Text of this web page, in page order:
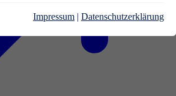
Impressum | Datenschutzerklärung